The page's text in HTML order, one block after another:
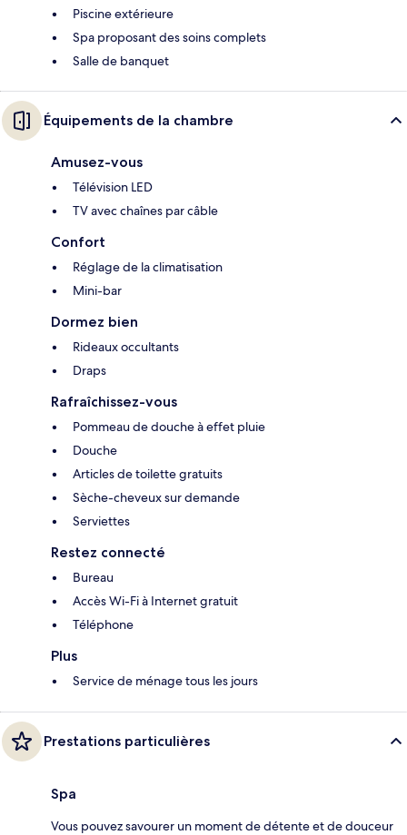
Piscine extérieure
Spa proposant des soins complets
Salle de banquet
Équipements de la chambre
Amusez-vous
Télévision LED
TV avec chaînes par câble
Confort
Réglage de la climatisation
Mini-bar
Dormez bien
Rideaux occultants
Draps
Rafraîchissez-vous
Pommeau de douche à effet pluie
Douche
Articles de toilette gratuits
Sèche-cheveux sur demande
Serviettes
Restez connecté
Bureau
Accès Wi-Fi à Internet gratuit
Téléphone
Plus
Service de ménage tous les jours
Prestations particulières
Spa
Vous pouvez savourer un moment de détente et de douceur